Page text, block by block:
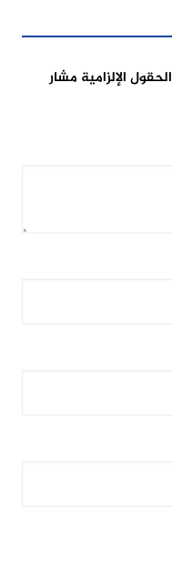
الحقول الإلزامية مشار